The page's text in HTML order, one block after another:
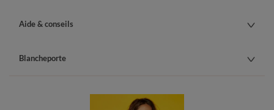
Aide & conseils
Blancheporte